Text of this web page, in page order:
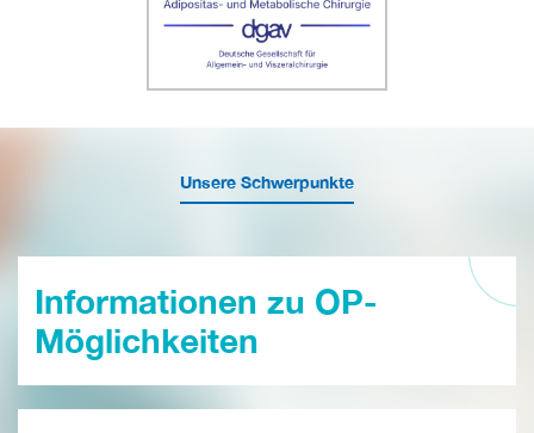
Unsere Schwerpunkte
Informationen zu OP-
Möglichkeiten